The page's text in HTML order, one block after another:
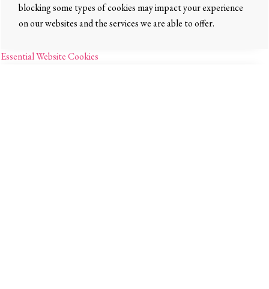
blocking some types of cookies may impact your experience
on our websites and the services we are able to offer.
Essential Website Cookies